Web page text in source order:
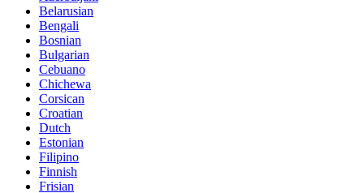
Belarusian
Bengali
Bosnian
Bulgarian
Cebuano
Chichewa
Corsican
Croatian
Dutch
Estonian
Filipino
Finnish
Frisian